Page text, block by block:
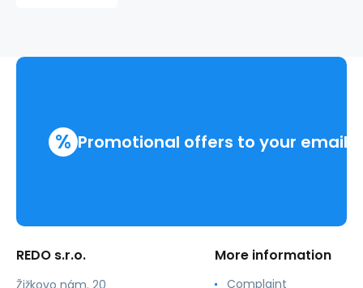
% Promotional offers to your email
REDO s.r.o.
Žižkovo nám. 20
More information
Complaint